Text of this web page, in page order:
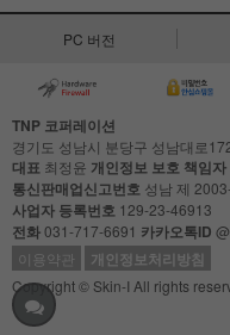
PC 버전
TNP 코퍼레이션
경기도 성남시 분당구 성남대로
대표 최정윤 개인정보 보호 책임자
통신판매업신고번호 성남 제
사업자 등록번호 129-23-46913
전화031-717-6691 카카오톡ID
이용약관
개인정보처리방침
Copyright © Skin-I All rights